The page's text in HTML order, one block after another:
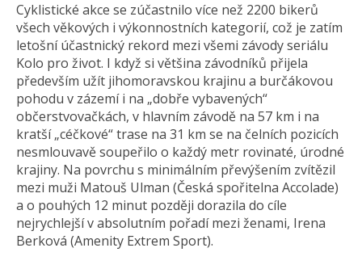
Cyklistické akce se zúčastnilo více než 2200 bikerů
všech věkových i výkonnostních kategorií, což je zatím
letošní účastnický rekord mezi všemi závody seriálu
Kolo pro život. I když si většina závodníků přijela
především užít jihomoravskou krajinu a burčákovou
pohodu v zázemí i na „dobře vybavených“
občerstvovačkách, v hlavním závodě na 57 km i na
kratší „céčkové“ trase na 31 km se na čelních pozicích
nesmlouvavě soupeřilo o každý metr rovinaté, úrodné
krajiny. Na povrchu s minimálním převýšením zvítězil
mezi muži Matouš Ulman (Česká spořitelna Accolade)
a o pouhých 12 minut později dorazila do cíle
nejrychlejší v absolutním pořadí mezi ženami, Irena
Berková (Amenity Extrem Sport).